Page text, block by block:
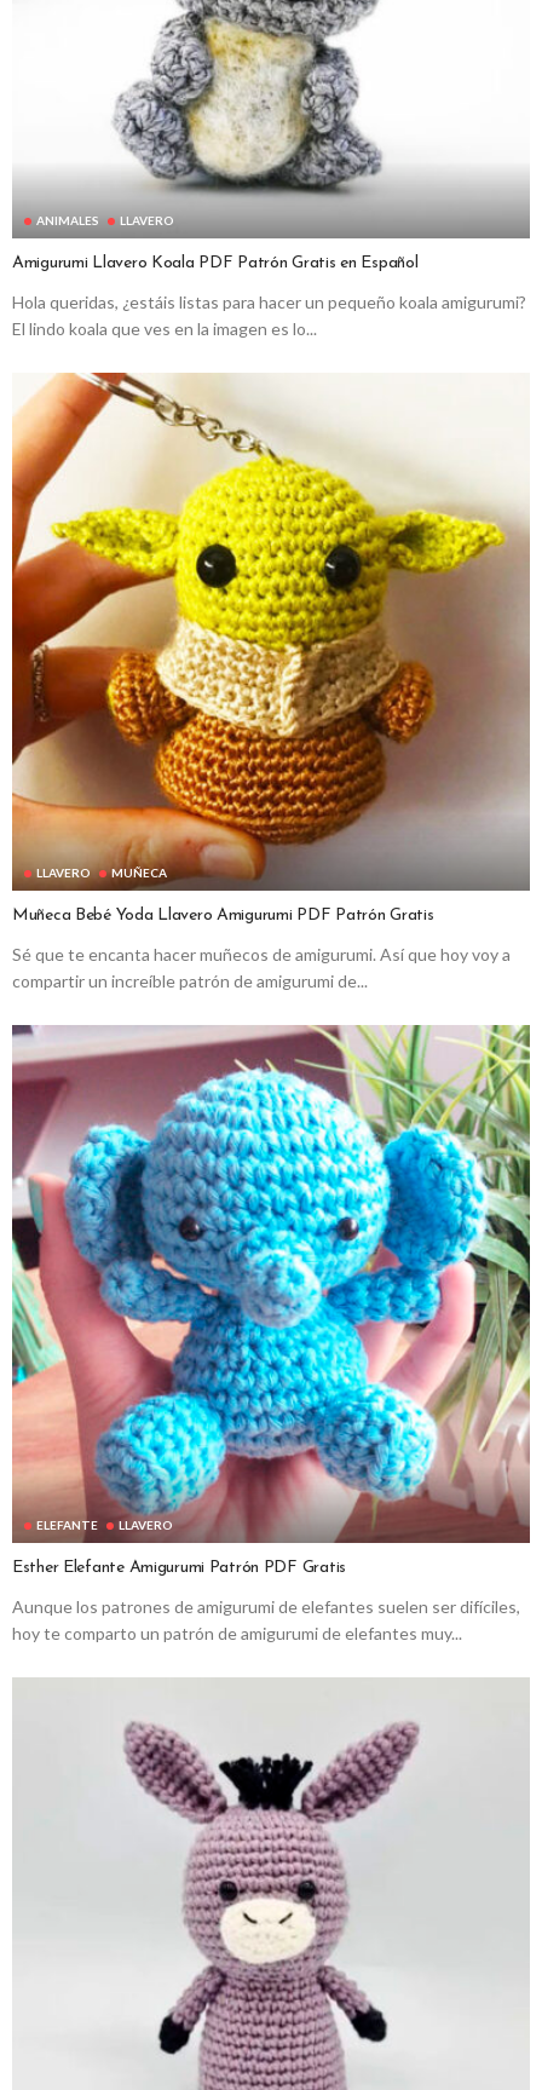
ANIMALES LLAVERO
Amigurumi Llavero Koala PDF Patrón Gratis en Español
Hola queridas, ¿estáis listas para hacer un pequeño koala amigurumi?
El lindo koala que ves en la imagen es lo...
LLAVERO MUÑECA
Muñeca Bebé Yoda Llavero Amigurumi PDF Patrón Gratis
Sé que te encanta hacer muñecos de amigurumi. Así que hoy voy a
compartir un increíble patrón de amigurumi de...
ELEFANTE LLAVERO
Esther Elefante Amigurumi Patrón PDF Gratis
Aunque los patrones de amigurumi de elefantes suelen ser difíciles,
hoy te comparto un patrón de amigurumi de elefantes muy...